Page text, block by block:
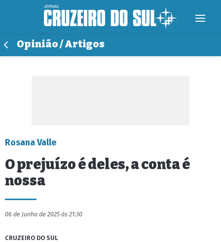
Opinião / Artigos
Rosana Valle
O prejuízo é deles, a conta é
nossa
06 de Junho de 2025 às 21:30
CRUZEIRO DO SUL